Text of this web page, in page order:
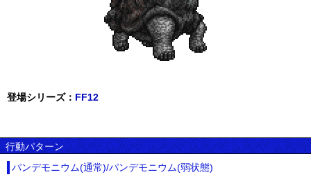
登場シリーズ： FF12
行動パターン
パンデモニウム(通常)/パンデモニウム(弱状態)